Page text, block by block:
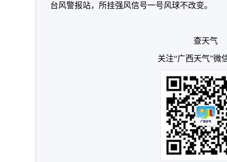
台风警报站，所挂强风信号一号风球不改变。
查天气
关注“广西天气”微